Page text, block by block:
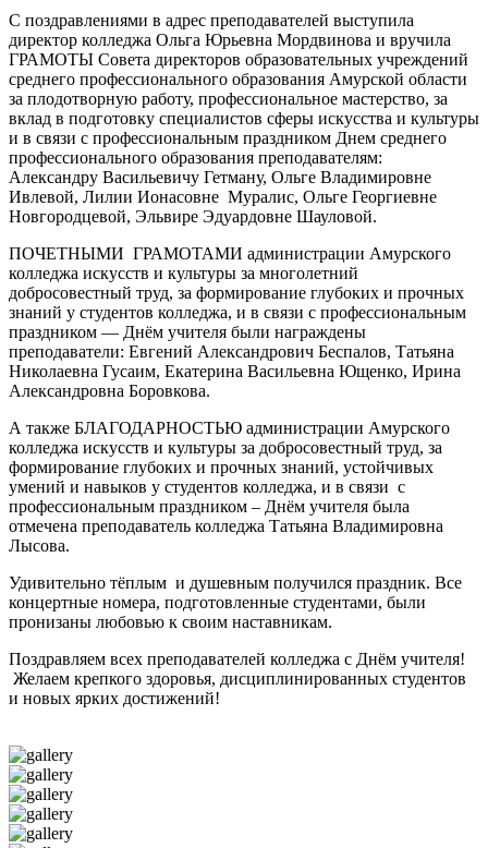
С поздравлениями в адрес преподавателей выступила
директор колледжа Ольга Юрьевна Мордвинова и вручила
ГРАМОТЫ Совета директоров образовательных учреждений
среднего профессионального образования Амурской области
за плодотворную работу, профессиональное мастерство, за
вклад в подготовку специалистов сферы искусства и культуры
и в связи с профессиональным праздником Днем среднего
профессионального образования преподавателям:
Александру Васильевичу Гетману, Ольге Владимировне
Ивлевой, Лилии Ионасовне Муралис, Ольге Георгиевне
Новгородцевой, Эльвире Эдуардовне Шауловой.
ПОЧЕТНЫМИ ГРАМОТАМИ администрации Амурского
колледжа искусств и культуры за многолетний
добросовестный труд, за формирование глубоких и прочных
знаний у студентов колледжа, и в связи с профессиональным
праздником — Днём учителя были награждены
преподаватели: Евгений Александрович Беспалов, Татьяна
Николаевна Гусаим, Екатерина Васильевна Ющенко, Ирина
Александровна Боровкова.
А также БЛАГОДАРНОСТЬЮ администрации Амурского
колледжа искусств и культуры за добросовестный труд, за
формирование глубоких и прочных знаний, устойчивых
умений и навыков у студентов колледжа, и в связи с
профессиональным праздником – Днём учителя была
отмечена преподаватель колледжа Татьяна Владимировна
Лысова.
Удивительно тёплым и душевным получился праздник. Все
концертные номера, подготовленные студентами, были
пронизаны любовью к своим наставникам.
Поздравляем всех преподавателей колледжа с Днём учителя!
Желаем крепкого здоровья, дисциплинированных студентов
и новых ярких достижений!